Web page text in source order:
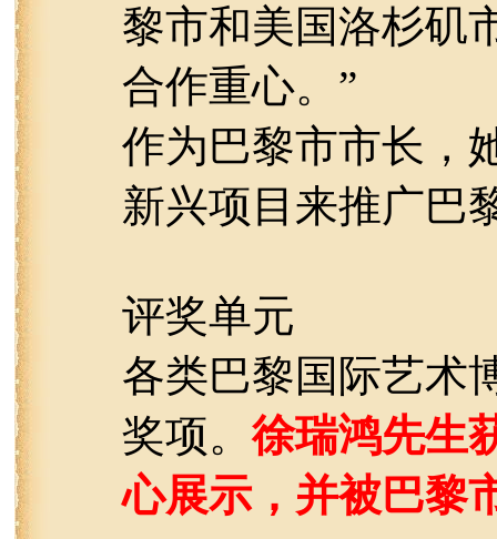
黎市和美国洛杉矶
合作重心。”
作为巴黎市市长，
新兴项目来推广巴
评奖单元
各类巴黎国际艺术
奖项。徐瑞鸿先生
心展示，并被巴黎